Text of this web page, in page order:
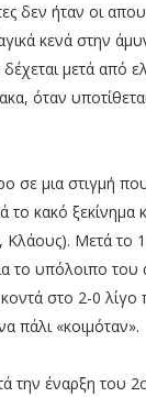
δεν ήταν οι
κενά στην
μετά από
όταν
σε μια στιγμή
το κακό ξεκίνημα
Κλάους). Μετά
το υπόλοιπο
στο 2-0 λίγο
πάλι «κοιμόταν».
την έναρξη του